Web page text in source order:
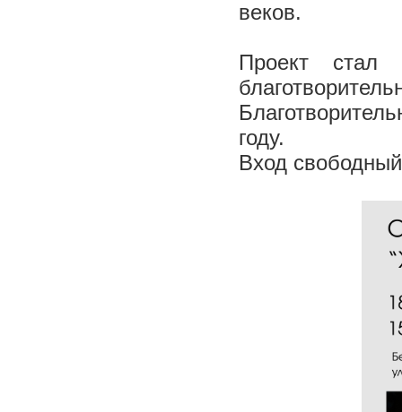
веков.
Проект стал
году.
Вход